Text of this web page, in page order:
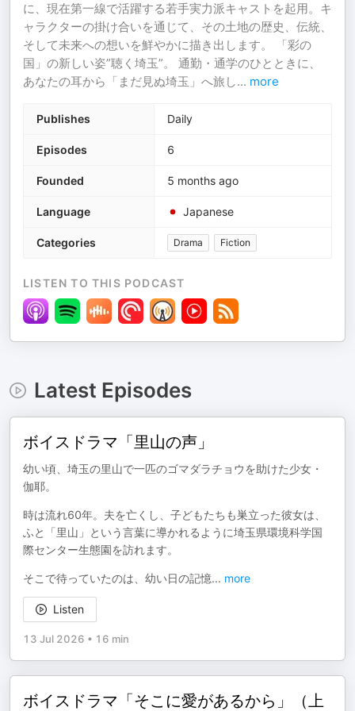
に、現在第一線で活躍する若手実力派キャストを起用。キ
ャラクターの掛け合いを通じて、その土地の歴史、伝統、
そして未来への想いを鮮やかに描き出します。 「彩の
国」の新しい姿”聴く埼玉”。 通勤・通学のひとときに、
あなたの耳から「まだ見ぬ埼玉」へ旅し... more
Publishes Daily
Episodes 6
Founded 5 months ago
Language Japanese
Categories Drama Fiction
LISTEN TO THIS PODCAST
Latest Episodes
ボイスドラマ「里山の声」
幼い頃、埼玉の里山で一匹のゴマダラチョウを助けた少女・
伽耶。
時は流れ60年。夫を亡くし、子どもたちも巣立った彼女は、
ふと「里山」という言葉に導かれるように埼玉県環境科学国
際センター生態園を訪れます。
そこで待っていたのは、幼い日の記憶... more
Listen
13 Jul 2026 • 16 min
ボイスドラマ「そこに愛があるから」（上